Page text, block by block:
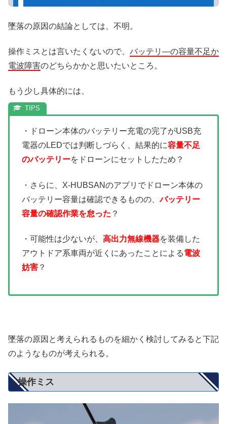
墜落の原因の結論としては、不明。
操作ミスとは言いたくないので、 バッテリ―の容量不足か
電波障害のどちらかかと思いたいところ。
もう少し具体的には、
・ドローン本体のバッテリー充電の完了がUSB充
電器のLEDでは判断しづらく、結果的に容量不足
のバッテリーをドローンにセットしたため？
・さらに、X-HUBSANのアプリでドローン本体の
バッテリー容量は確認できるものの、バッテリー
容量の確認作業を怠った ？
・可能性は少ないが、 高出力無線機器を装備した
アウトドア系車両が近くにあったことによる電波
妨害 ？
墜落の原因と考えられるものを細かく検討してみると下記
のようなものが考えられる。
操作ミス